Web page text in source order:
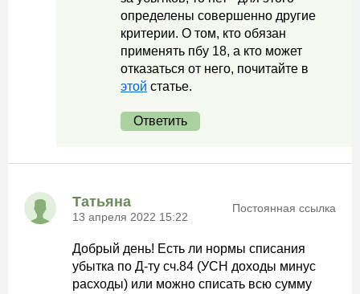
определены совершенно другие
критерии. О том, кто обязан
применять пбу 18, а кто может
отказаться от него, почитайте в
этой статье.
Ответить
Татьяна
13 апреля 2022 15:22
Постоянная ссылка
Добрый день! Есть ли нормы списания
убытка по Д-ту сч.84 (УСН доходы минус
расходы) или можно списать всю сумму